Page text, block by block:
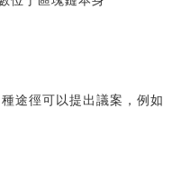
途徑可以提出議案，例如